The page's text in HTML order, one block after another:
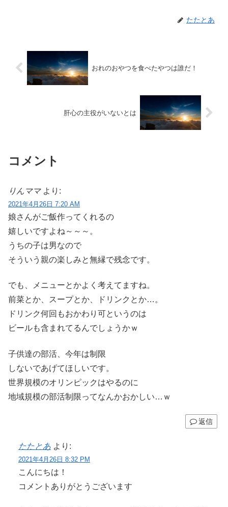
たたとあ
おれのおやつを食べたやつは誰だ！
肝心の主役がいないとは
コメント
りんママ より:
2021年4月26日 7:20 AM
娘さんがご飯作ってくれるの
嬉しいですよね～～～。
うちの子は男なので
そういう親の楽しみと無縁で残念です。
でも、メニューとかよく考えてますね。
前菜とか、スープとか、ドリンクとか…。
ドリンク何回もおかわり可というのは
ビールも含まれてるんでしょうかｗ
子供達の部活、今年は制限
しないであげてほしいです。
世界規模のオリンピックはやるのに
地域規模の部活制限ってなんかおかしい…ｗ
返信
たたとあ より:
2021年4月26日 8:32 PM
こんにちは！
コメントありがとうございます